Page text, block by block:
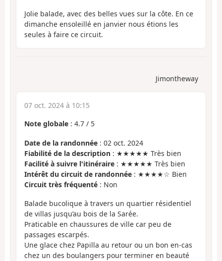
Jolie balade, avec des belles vues sur la côte. En ce
dimanche ensoleillé en janvier nous étions les
seules à faire ce circuit.
Jimontheway
07 oct. 2024 à 10:15
Note globale : 4.7 / 5
Date de la randonnée : 02 oct. 2024
Fiabilité de la description : ★★★★★ Très bien
Facilité à suivre l'itinéraire : ★★★★★ Très bien
Intérêt du circuit de randonnée : ★★★★☆ Bien
Circuit très fréquenté : Non
Balade bucolique à travers un quartier résidentiel
de villas jusqu’au bois de la Sarée.
Praticable en chaussures de ville car peu de
passages escarpés.
Une glace chez Papilla au retour ou un bon en-cas
chez un des boulangers pour terminer en beauté